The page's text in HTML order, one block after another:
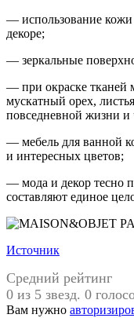
— использование кожи
декоре;
— зеркальные
— при окраске тканей
мускатный орех,
повседневной жизни и
— мебель для ванной
и интересных цветов;
— мода и декор тесно
составляют единое
Источник
Средний рейтинг
0 из 5 звезд. 0
Вам нужно